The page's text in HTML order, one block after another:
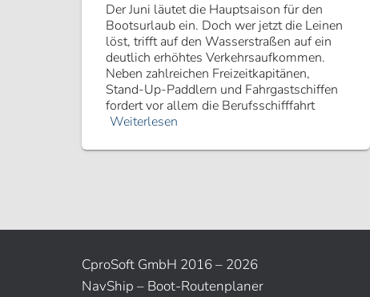
Der Juni läutet die Hauptsaison für den
Bootsurlaub ein. Doch wer jetzt die Leinen
löst, trifft auf den Wasserstraßen auf ein
deutlich erhöhtes Verkehrsaufkommen.
Neben zahlreichen Freizeitkapitänen,
Stand-Up-Paddlern und Fahrgastschiffen
fordert vor allem die Berufsschifffahrt
Weiterlesen
CproSoft GmbH 2016 – 2026
NavShip – Boot-Routenplaner